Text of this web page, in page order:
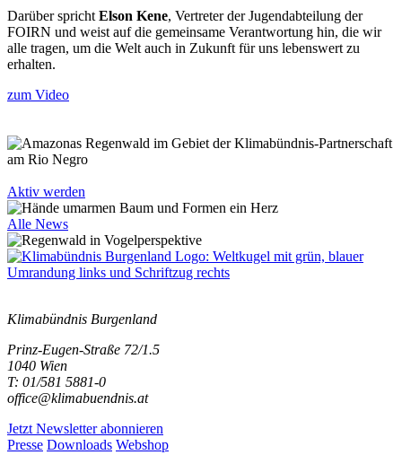
Darüber spricht Elson Kene, Vertreter der Jugendabteilung der
FOIRN und weist auf die gemeinsame Verantwortung hin, die wir
alle tragen, um die Welt auch in Zukunft für uns lebenswert zu
erhalten.
zum Video
Aktiv werden
Alle News
Klimabündnis Burgenland
Prinz-Eugen-Straße 72/1.5
1040 Wien
T: 01/581 5881-0
office@klimabuendnis.at
Jetzt Newsletter abonnieren
Presse Downloads Webshop